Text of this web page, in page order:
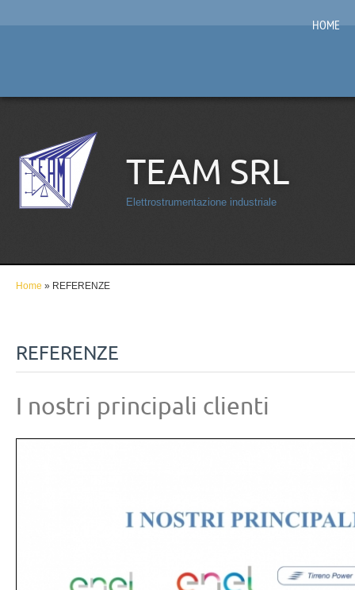
TEAM SRL
Elettrostrumentazione industriale
HOME
Home » REFERENZE
REFERENZE
I nostri principali clienti